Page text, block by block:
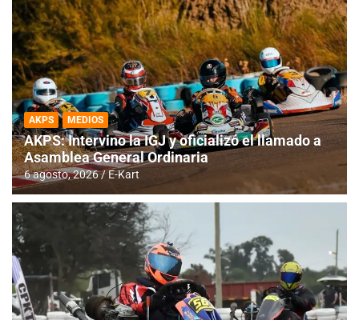
AKPS MEDIOS
AKPS: Intervino la IGJ y oficializó el llamado a
Asamblea General Ordinaria
6 agosto, 2026 E-Kart